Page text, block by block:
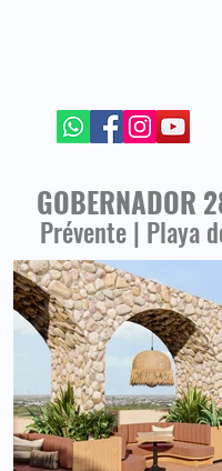
GOBERNADOR
Prévente | Playa